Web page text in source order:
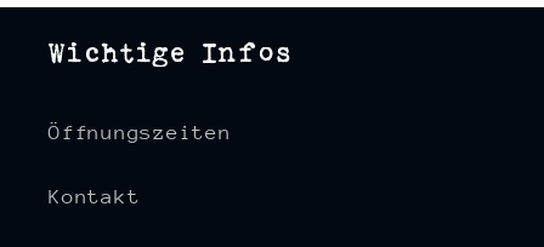
Wichtige Infos
Öffnungszeiten
Kontakt